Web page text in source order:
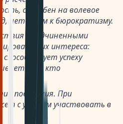
способен на волевое
нетерпим к бюрократизму.
с подчиненными
их интереса:
успеху
тех, кто
поведения. При
с успехом участвовать в